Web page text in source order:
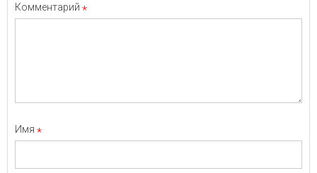
Комментарий *
Имя *